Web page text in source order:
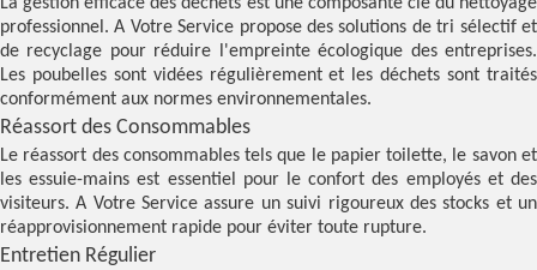
professionnel. A Votre Service propose des solutions de tri sélectif et
de recyclage pour réduire l'empreinte écologique des entreprises.
Les poubelles sont vidées régulièrement et les déchets sont traités
conformément aux normes environnementales.
Réassort des Consommables
Le réassort des consommables tels que le papier toilette, le savon et
les essuie-mains est essentiel pour le confort des employés et des
visiteurs. A Votre Service assure un suivi rigoureux des stocks et un
réapprovisionnement rapide pour éviter toute rupture.
Entretien Régulier